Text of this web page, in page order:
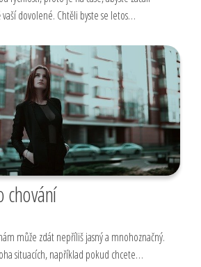
dovolené. Chtěli byste se letos…
chování
může zdát nepříliš jasný a mnohoznačný.
situacích, například pokud chcete…